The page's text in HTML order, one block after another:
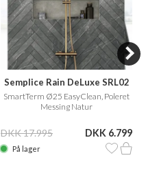
Semplice Rain DeLuxe SRL02
SmartTerm Ø25 EasyClean, Poleret
Messing Natur
DKK 17.995 DKK 6.799
På lager